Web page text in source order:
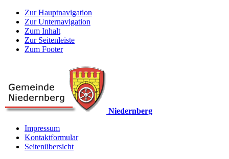
Zur Hauptnavigation
Zur Unternavigation
Zum Inhalt
Zur Seitenleiste
Zum Footer
Niedernberg
Impressum
Kontaktformular
Seitenübersicht